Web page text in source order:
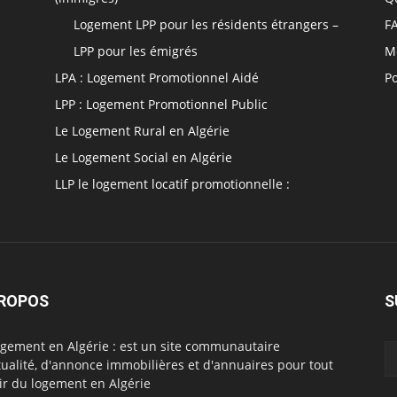
Logement LPP pour les résidents étrangers –
LPP pour les émigrés
LPA : Logement Promotionnel Aidé
LPP : Logement Promotionnel Public
Le Logement Rural en Algérie
Le Logement Social en Algérie
LLP le logement locatif promotionnelle :
en Algérie : est un site communautaire
d'annonce immobilières et d'annuaires pour tout
du logement en Algérie